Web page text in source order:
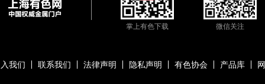
掌上有色下载 微信关注
我们 联系我们 法律声明 隐私声明 有色协会 产品库